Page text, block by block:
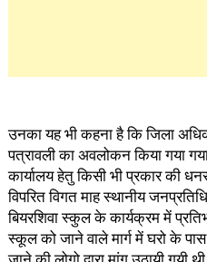
उनका यह भी कहना है कि जिला
पत्रावली का अवलोकन किया गया
कार्यालय हेतु किसी भी प्रकार की
विपरित विगत माह स्थानीय
बियरशिवा स्कुल के कार्यक्रम में
स्कूल को जाने वाले मार्ग में घरो के पास